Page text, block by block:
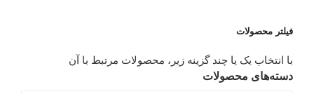
فیلتر محصولات
با انتخاب یک یا چند گزینه زیر، محصولات مرتبط با آن
دسته‌های محصولات